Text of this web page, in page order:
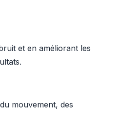
et en améliorant les
mouvement, des